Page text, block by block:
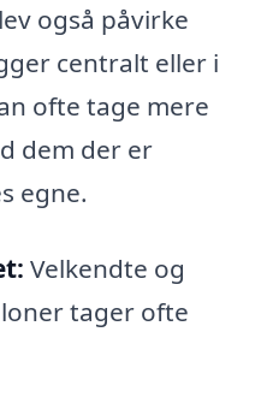
også påvirke
centralt eller i
ofte tage mere
dem der er
egne.
Velkendte og
tager ofte